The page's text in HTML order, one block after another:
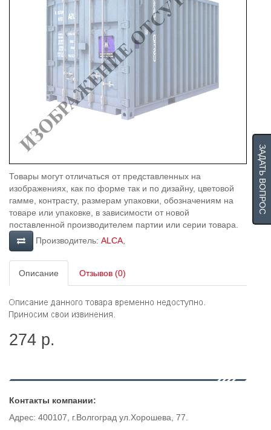
Товары могут отличаться от представленных на
изображениях, как по форме так и по дизайну, цветовой
гамме, контрасту, размерам упаковки, обозначениям на
товаре или упаковке, в зависимости от новой
поставленной производителем партии или серии товара.
Производитель: ALCA
Описание Отзывов (0)
274 р.
Контакты компании:
Адрес: 400107, г.Волгоград ул.Хорошева, 77.
ЗАДАТЬ ВОПРОС